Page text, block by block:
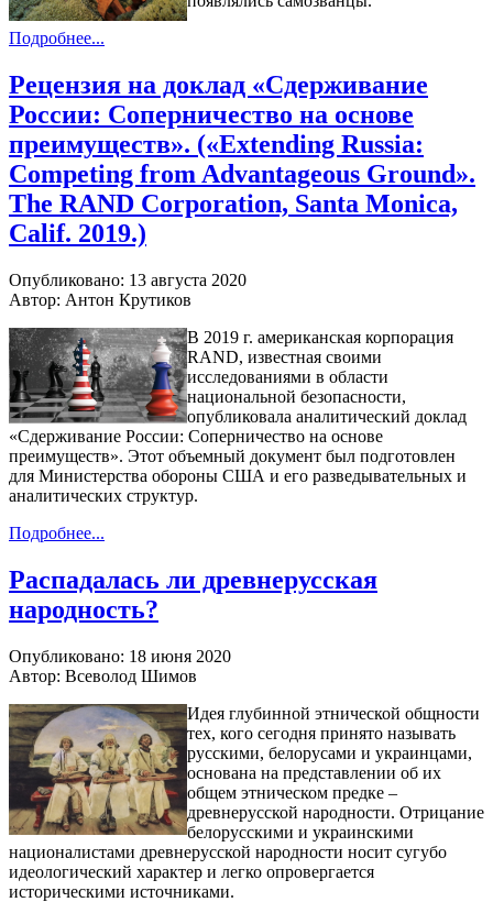
Подробнее...
Рецензия на доклад «Сдерживание
России: Соперничество на основе
преимуществ». («Extending Russia:
Competing from Advantageous Ground».
The RAND Corporation, Santa Monica,
Calif. 2019.)
Опубликовано: 13 августа 2020
Автор: Антон Крутиков
В 2019 г. американская корпорация
RAND, известная своими
исследованиями в области
национальной безопасности,
опубликовала аналитический доклад
«Сдерживание России: Соперничество на основе
преимуществ». Этот объемный документ был подготовлен
для Министерства обороны США и его разведывательных и
аналитических структур.
Подробнее...
Распадалась ли древнерусская
народность?
Опубликовано: 18 июня 2020
Автор: Всеволод Шимов
Идея глубинной этнической общности
тех, кого сегодня принято называть
русскими, белорусами и украинцами,
основана на представлении об их
общем этническом предке –
древнерусской народности. Отрицание
белорусскими и украинскими
националистами древнерусской народности носит сугубо
идеологический характер и легко опровергается
историческими источниками.